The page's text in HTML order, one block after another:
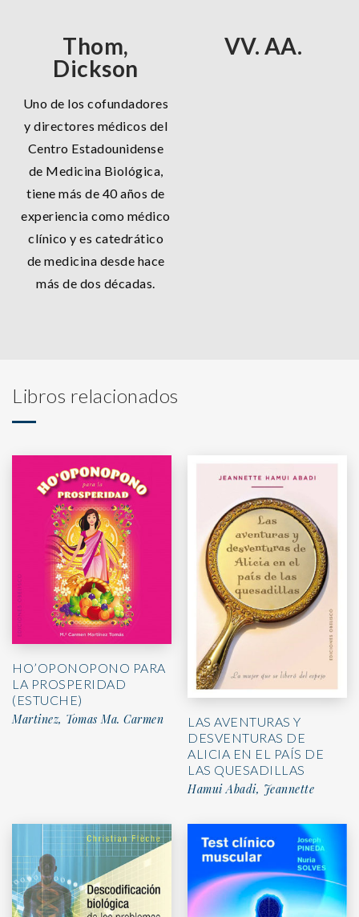
Thom,
Dickson
Uno de los cofundadores
y directores médicos del
Centro Estadounidense
de Medicina Biológica,
tiene más de 40 años de
experiencia como médico
clínico y es catedrático
de medicina desde hace
más de dos décadas.
VV. AA.
Libros relacionados
HO’OPONOPONO PARA
LA PROSPERIDAD
(ESTUCHE)
Martinez, Tomas Ma. Carmen
LAS AVENTURAS Y
DESVENTURAS DE
ALICIA EN EL PAÍS DE
LAS QUESADILLAS
Hamui Abadi, Jeannette